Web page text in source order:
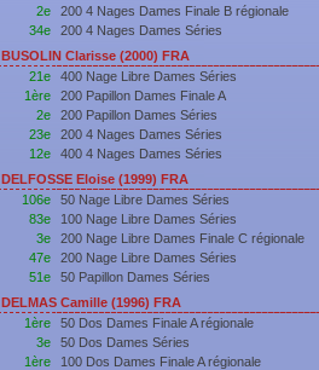
2e
200 4 Nages Dames Finale B régionale
34e
200 4 Nages Dames Séries
BUSOLIN Clarisse (2000) FRA
21e
400 Nage Libre Dames Séries
1ère
200 Papillon Dames Finale A
2e
200 Papillon Dames Séries
23e
200 4 Nages Dames Séries
12e
400 4 Nages Dames Séries
DELFOSSE Eloise (1999) FRA
106e
50 Nage Libre Dames Séries
83e
100 Nage Libre Dames Séries
3e
200 Nage Libre Dames Finale C régionale
47e
200 Nage Libre Dames Séries
51e
50 Papillon Dames Séries
DELMAS Camille (1996) FRA
1ère
50 Dos Dames Finale A régionale
3e
50 Dos Dames Séries
1ère
100 Dos Dames Finale A régionale